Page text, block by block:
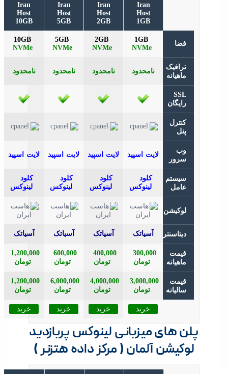
Iran
Host
10GB
Iran
Host
5GB
Iran
Host
2GB
Iran
Host
1GB
10GB – 5GB – 2GB – 1GB –
فضا
نامحدود نامحدود نامحدود نامحدود
ترافیک
ماهیانه
SSL
رایگان
کنترل
پنل
وب
سرور
سیستم
عامل
لوکیشن
دیتاسنتر
1,200,000
تومان
600,000
تومان
400,000
تومان
300,000
تومان
قیمت
ماهیانه
1,200,000
تومان
6,000,000
تومان
4,000,000
تومان
3,000,000
تومان
قیمت
سالیانه
خرید خرید خرید خرید
پلن های میزبانی لینوکس پربازدید
لوکیشن آلمان ( مرکز داده هتزنر )